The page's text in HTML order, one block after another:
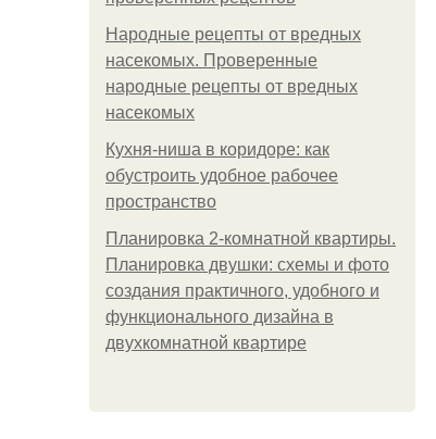
Народные рецепты от вредных
насекомых. Проверенные
народные рецепты от вредных
насекомых
Кухня-ниша в коридоре: как
обустроить удобное рабочее
пространство
Планировка 2-комнатной квартиры.
Планировка двушки: схемы и фото
создания практичного, удобного и
функционального дизайна в
двухкомнатной квартире